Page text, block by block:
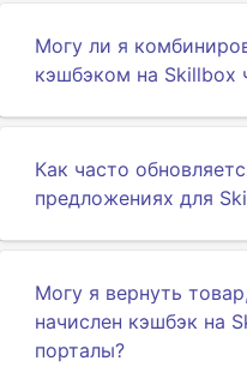
Могу ли я
кэшбэком на Skillbox
Как часто
предложениях для
Могу я вернуть
начислен кэшбэк на
порталы?